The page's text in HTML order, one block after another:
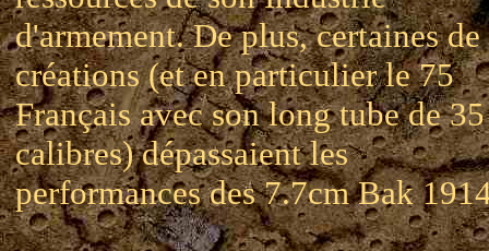
d'armement. De plus, certaines de
créations (et en particulier le 75
Français avec son long tube de 35
calibres) dépassaient les
performances des 7.7cm Bak